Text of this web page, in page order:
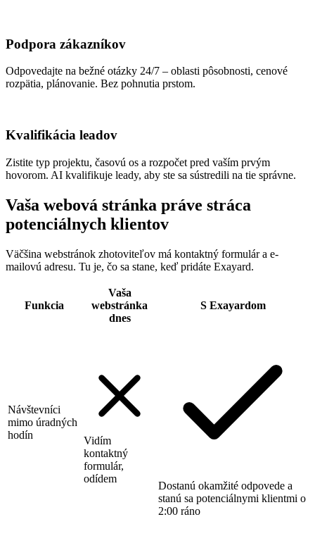
Podpora zákazníkov
Odpovedajte na bežné otázky 24/7 – oblasti pôsobnosti, cenové
rozpätia, plánovanie. Bez pohnutia prstom.
Kvalifikácia leadov
Zistite typ projektu, časovú os a rozpočet pred vaším prvým
hovorom. AI kvalifikuje leady, aby ste sa sústredili na tie správne.
Vaša webová stránka práve stráca
potenciálnych klientov
Väčšina webstránok zhotoviteľov má kontaktný formulár a e-
mailovú adresu. Tu je, čo sa stane, keď pridáte Exayard.
Funkcia
Vaša
webstránka
dnes
S Exayardom
Návštevníci
mimo úradných
hodín
Vidím
kontaktný
formulár,
odídem
Dostanú okamžité odpovede a
stanú sa potenciálnymi klientmi o
2:00 ráno